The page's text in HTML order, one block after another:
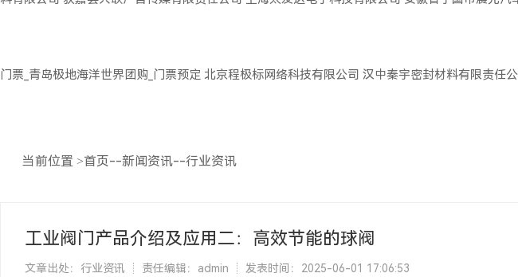
门票_青岛极地海洋世界团购_门票预定 北京程极标网络科技有限公司 汉中秦宇密封材料有限责任
当前位置 >首页--新闻资讯--行业资讯
工业阀门产品介绍及应用二：高效节能的球阀
文章出处：行业资讯 责任编辑：admin 发表时间：2025-06-01 17:06:53